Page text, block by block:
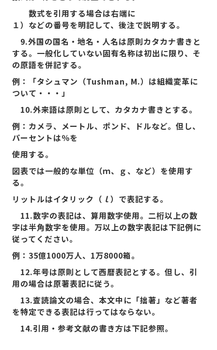
数式を引用する場合は右端に
１）などの番号を明記して、後注で説明する。
9.外国の国名・地名・人名は原則カタカナ書きと
する。一般化していない固有名称は初出に限り、そ
の原語を併記する。
例：「タシュマン（Tushman, M.）は組織変革に
ついて・・・」
10.外来語は原則として、カタカナ書きとする。
例：カメラ、メートル、ポンド、ドルなど。但し、
パーセントは％を
使用する。
図表では一般的な単位（ｍ、ｇ、など）を使用す
る。
リットルはイタリック（ ｌ）で表記する。
11.数字の表記は、算用数字使用。二桁以上の数
字は半角数字を使用。万以上の数字表記は下記例に
従ってください。
例：35億1000万人、1万8000箱。
12.年号は原則として西暦表記とする。但し、引
用の場合は原著表記に従う。
13.査読論文の場合、本文中に「拙著」など著者
を特定できる表記は行ってはならない。
14.引用・参考文献の書き方は下記参照。